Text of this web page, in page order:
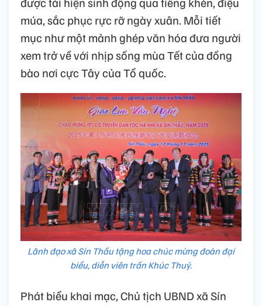
múa, sắc phục rực rỡ ngày xuân. Mỗi tiết
mục như một mảnh ghép văn hóa đưa người
xem trở về với nhịp sống mùa Tết của đồng
bào nơi cực Tây của Tổ quốc.
Lãnh đạo xã Sín Thầu tặng hoa chúc mừng đoàn đại
biểu, diễn viên trấn Khúc Thuỷ.
Phát biểu khai mạc, Chủ tịch UBND xã Sín